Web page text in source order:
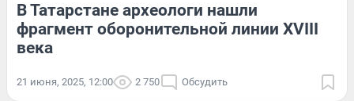
В Татарстане археологи нашли
фрагмент оборонительной линии XVIII
века
21 июня, 2025, 12:00 2 750 Обсудить